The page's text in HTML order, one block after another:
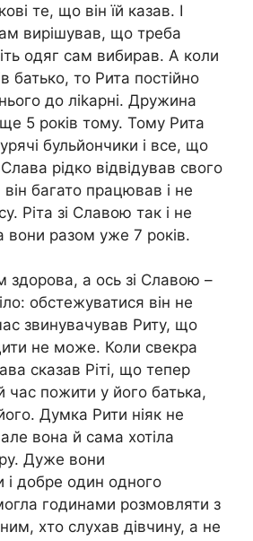
те, що він їй казав. І
вирішував, що треба
одяг сам вибирав. А коли
батько, то Рита постійно
до ліkарні. Дружина
5 років тому. Тому Рита
бульйончики і все, що
рідко відвідував свого
він багато працював і не
Ріта зі Славою так і не
вони разом уже 7 років.
здорова, а ось зі Славою –
обстежуватися він не
звинувачував Риту, що
не може. Коли свекра
сказав Ріті, що тепер
час пожити у його батька,
Думка Рити ніяк не
вона й сама хотіла
Дуже вони
і добре один одного
годинами розмовляти з
хто слухав дівчину, а не